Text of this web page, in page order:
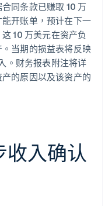
同条款已赚取 10 万
开账单，预计在下一
10 万美元在资产负
当期的损益表将反映
。财务报表附注将详
的原因以及该资产的
收入确认